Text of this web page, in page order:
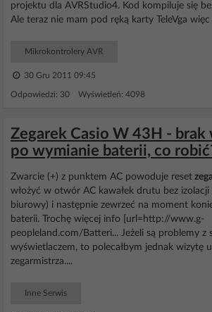
projektu dla AVRStudio4. Kod kompiluje się
Ale teraz nie mam pod ręką karty TeleVga więc
Mikrokontrolery AVR
30 Gru 2011 09:45
Odpowiedzi: 30 Wyświetleń: 4098
Zegarek Casio W 43H -
po wymianie baterii, co
Zwarcie (+) z punktem AC powoduje reset
włożyć w otwór AC kawałek drutu bez izolacji
biurowy) i następnie zewrzeć na moment
baterii. Trochę więcej info [url=http://www.g-
peopleland.com/Batteri... Jeżeli są problemy z
wyświetlaczem, to polecałbym jednak wizytę
zegarmistrza....
Inne Serwis